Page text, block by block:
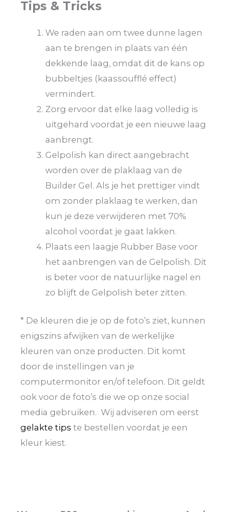
Tips & Tricks
We raden aan om twee dunne lagen
aan te brengen in plaats van één
dekkende laag, omdat dit de kans op
bubbeltjes (kaassoufflé effect)
vermindert.
Zorg ervoor dat elke laag volledig is
uitgehard voordat je een nieuwe laag
aanbrengt.
Gelpolish kan direct aangebracht
worden over de plaklaag van de
Builder Gel. Als je het prettiger vindt
om zonder plaklaag te werken, dan
kun je deze verwijderen met 70%
alcohol voordat je gaat lakken.
Plaats een laagje Rubber Base voor
het aanbrengen van de Gelpolish. Dit
is beter voor de natuurlijke nagel en
zo blijft de Gelpolish beter zitten.
* De kleuren die je op de foto’s ziet, kunnen
enigszins afwijken van de werkelijke
kleuren van onze producten. Dit komt
door de instellingen van je
computermonitor en/of telefoon. Dit geldt
ook voor de foto’s die we op onze social
media gebruiken. Wij adviseren om eerst
gelakte tips te bestellen voordat je een
kleur kiest.